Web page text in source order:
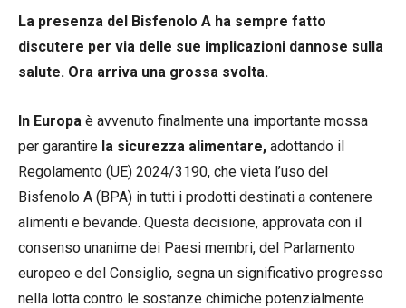
La presenza del Bisfenolo A ha sempre fatto
discutere per via delle sue implicazioni dannose sulla
salute. Ora arriva una grossa svolta.
In Europa è avvenuto finalmente una importante mossa
per garantire la sicurezza alimentare, adottando il
Regolamento (UE) 2024/3190, che vieta l’uso del
Bisfenolo A (BPA) in tutti i prodotti destinati a contenere
alimenti e bevande. Questa decisione, approvata con il
consenso unanime dei Paesi membri, del Parlamento
europeo e del Consiglio, segna un significativo progresso
nella lotta contro le sostanze chimiche potenzialmente